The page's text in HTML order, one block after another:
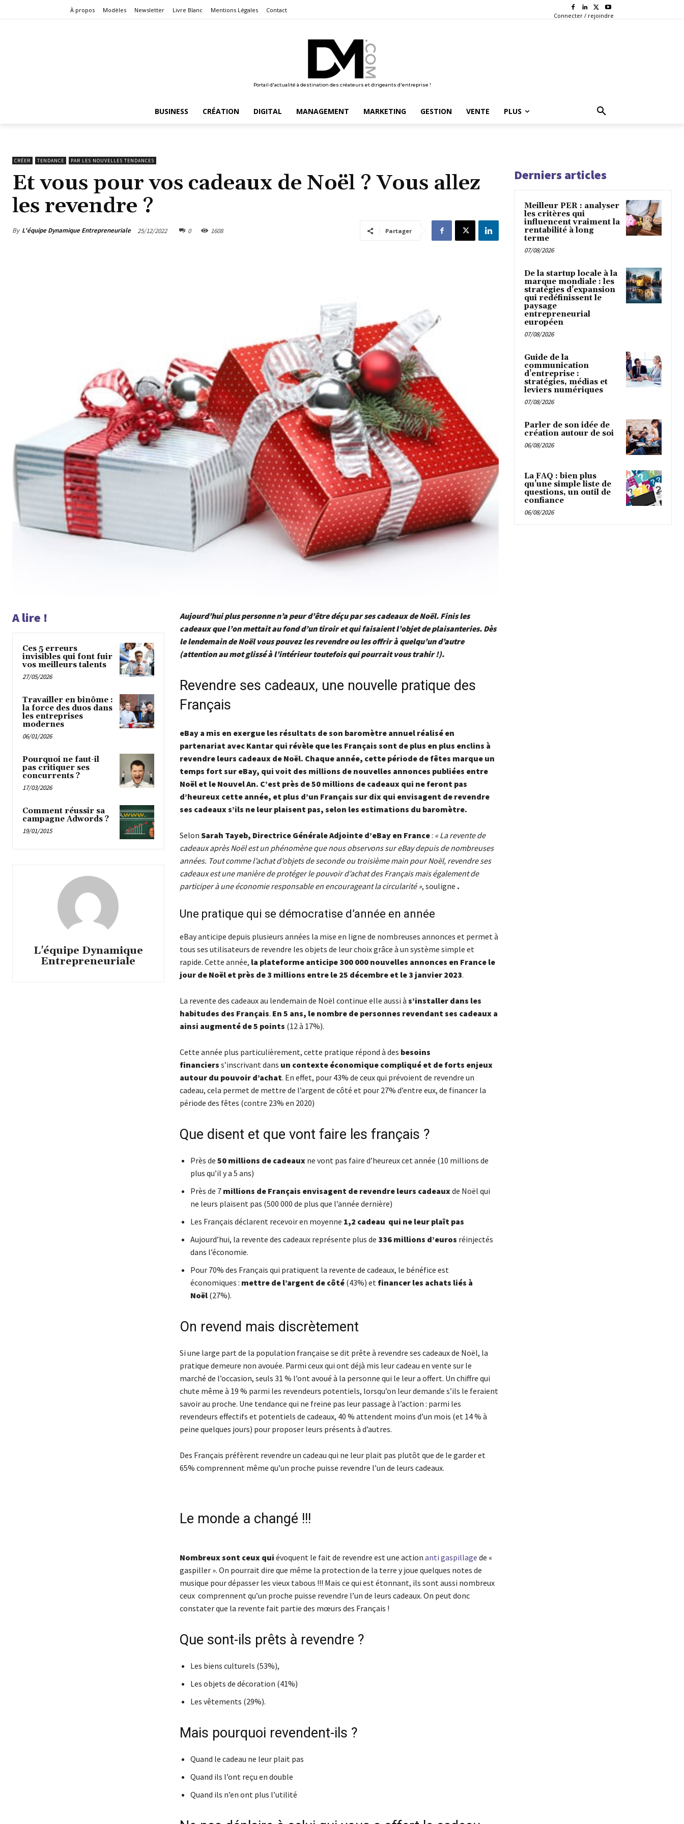
À propos Modèles Newsletter Livre Blanc Mentions Légales Contact
Connecter / rejoindre
Portail d'actualité à destination des créateurs et dirigeants d'entreprise !
BUSINESS CRÉATION DIGITAL MANAGEMENT MARKETING GESTION VENTE PLUS
CRÉER TENDANCE PAR LES NOUVELLES TENDANCES
Et vous pour vos cadeaux de Noël ? Vous allez
les revendre ?
By L'équipe Dynamique Entrepreneuriale 25/12/2022 0 1608 Partager
A lire !
Ces 5 erreurs
invisibles qui font fuir
vos meilleurs talents
27/05/2026
Travailler en binôme :
la force des duos dans
les entreprises
modernes
06/01/2026
Pourquoi ne faut-il
pas critiquer ses
concurrents ?
17/03/2026
Comment réussir sa
campagne Adwords ?
19/01/2015
L'équipe Dynamique
Entrepreneuriale
Aujourd’hui plus personne n’a peur d’être déçu par ses cadeaux de Noël. Finis les
cadeaux que l’on mettait au fond d’un tiroir et qui faisaient l’objet de plaisanteries. Dès
le lendemain de Noël vous pouvez les revendre ou les offrir à quelqu’un d’autre
(attention au mot glissé à l’intérieur toutefois qui pourrait vous trahir !).
Revendre ses cadeaux, une nouvelle pratique des
Français
eBay a mis en exergue les résultats de son baromètre annuel réalisé en
partenariat avec Kantar qui révèle que les Français sont de plus en plus enclins à
revendre leurs cadeaux de Noël. Chaque année, cette période de fêtes marque un
temps fort sur eBay, qui voit des millions de nouvelles annonces publiées entre
Noël et le Nouvel An. C’est près de 50 millions de cadeaux qui ne feront pas
d’heureux cette année, et plus d’un Français sur dix qui envisagent de revendre
ses cadeaux s’ils ne leur plaisent pas, selon les estimations du baromètre.
Selon Sarah Tayeb, Directrice Générale Adjointe d’eBay en France: « La revente de
cadeaux après Noël est un phénomène que nous observons sur eBay depuis de nombreuses
années. Tout comme l’achat d’objets de seconde ou troisième main pour Noël, revendre ses
cadeaux est une manière de protéger le pouvoir d’achat des Français mais également de
participer à une économie responsable en encourageant la circularité », souligne .
Une pratique qui se démocratise d’année en année
eBay anticipe depuis plusieurs années la mise en ligne de nombreuses annonces et permet à
tous ses utilisateurs de revendre les objets de leur choix grâce à un système simple et
rapide. Cette année, la plateforme anticipe 300 000 nouvelles annonces en France le
jour de Noël et près de 3 millions entre le 25 décembre et le 3 janvier 2023.
La revente des cadeaux au lendemain de Noël continue elle aussi à s’installer dans les
habitudes des Français. En 5 ans, le nombre de personnes revendant ses cadeaux a
ainsi augmenté de 5 points (12 à 17%).
Cette année plus particulièrement, cette pratique répond à des besoins
financiers s’inscrivant dans un contexte économique compliqué et de forts enjeux
autour du pouvoir d’achat. En effet, pour 43% de ceux qui prévoient de revendre un
cadeau, cela permet de mettre de l’argent de côté et pour 27% d’entre eux, de financer la
période des fêtes (contre 23% en 2020)
Que disent et que vont faire les français ?
Près de 50 millions de cadeauxne vont pas faire d’heureux cet année (10 millions de
plus qu’il y a 5 ans)
Près de 7millions de Français envisagent de revendre leurs cadeauxde Noël qui
ne leurs plaisent pas (500 000 de plus que l’année dernière)
Les Français déclarent recevoir en moyenne 1,2 cadeau qui ne leur plaît pas
Aujourd’hui, la revente des cadeaux représente plus de 336 millions d’euros réinjectés
dans l’économie.
Pour 70% des Français qui pratiquent la revente de cadeaux, le bénéfice est
économiques : mettre de l’argent de côté(43%) et financer les achats liés à
Noël(27%).
On revend mais discrètement
Si une large part de la population française se dit prête à revendre ses cadeaux de Noël, la
pratique demeure non avouée. Parmi ceux qui ont déjà mis leur cadeau en vente sur le
marché de l’occasion, seuls 31 % l’ont avoué à la personne qui le leur a offert. Un chiffre qui
chute même à 19 % parmi les revendeurs potentiels, lorsqu’on leur demande s’ils le feraient
savoir au proche. Une tendance qui ne freine pas leur passage à l’action : parmi les
revendeurs effectifs et potentiels de cadeaux, 40 % attendent moins d’un mois (et 14 % à
peine quelques jours) pour proposer leurs présents à d’autres.
Des Français préfèrent revendre un cadeau qui ne leur plait pas plutôt que de le garder et
65% comprennent même qu’un proche puisse revendre l’un de leurs cadeaux.
Le monde a changé !!!
Nombreux sont ceux qui évoquent le fait de revendre est une action anti gaspillage de «
gaspiller ». On pourrait dire que même la protection de la terre y joue quelques notes de
musique pour dépasser les vieux tabous !!! Mais ce qui est étonnant, ils sont aussi nombreux
ceux comprennent qu’un proche puisse revendre l’un de leurs cadeaux. On peut donc
constater que la revente fait partie des mœurs des Français !
Que sont-ils prêts à revendre ?
Les biens culturels (53%),
Les objets de décoration (41%)
Les vêtements (29%).
Mais pourquoi revendent-ils ?
Quand le cadeau ne leur plait pas
Quand ils l’ont reçu en double
Quand ils n’en ont plus l’utilité
Derniers articles
Meilleur PER : analyser
les critères qui
influencent vraiment la
rentabilité à long
terme
07/08/2026
De la startup locale à la
marque mondiale : les
stratégies d’expansion
qui redéfinissent le
paysage
entrepreneurial
européen
07/08/2026
Guide de la
communication
d’entreprise :
stratégies, médias et
leviers numériques
07/08/2026
Parler de son idée de
création autour de soi
06/08/2026
La FAQ : bien plus
qu’une simple liste de
questions, un outil de
confiance
06/08/2026